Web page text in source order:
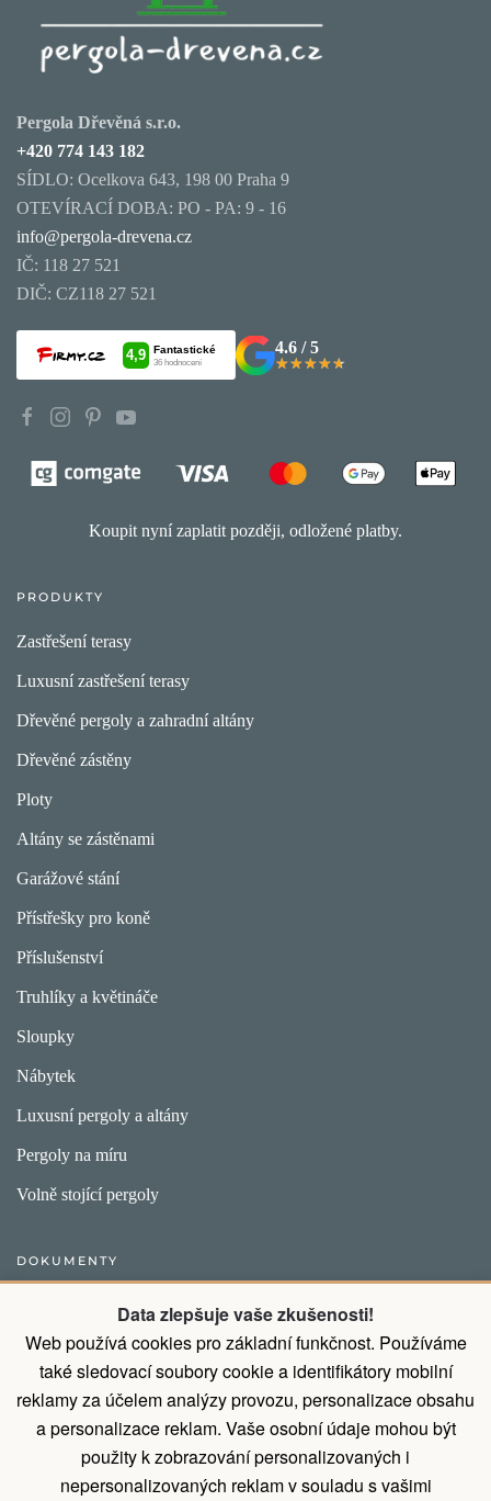
Data zlepšuje vaše zkušenosti!
Web používá cookies pro základní funkčnost. Používáme
také sledovací soubory cookie a identifikátory mobilní
reklamy za účelem analýzy provozu, personalizace obsahu
a personalizace reklam. Vaše osobní údaje mohou být
použity k zobrazování personalizovaných i
nepersonalizovaných reklam v souladu s vašimi
Pergola Dřevěná s.r.o.
+420 774 143 182
SÍDLO: Ocelkova 643, 198 00 Praha 9
OTEVÍRACÍ DOBA: PO - PA: 9 - 16
info@pergola-drevena.cz
IČ: 118 27 521
DIČ: CZ118 27 521
4.6 / 5
★★★★★
★★★★★
Koupit nyní zaplatit později, odložené platby.
PRODUKTY
Zastřešení terasy
Luxusní zastřešení terasy
Dřevěné pergoly a zahradní altány
Dřevěné zástěny
Ploty
Altány se zástěnami
Garážové stání
Přístřešky pro koně
Příslušenství
Truhlíky a květináče
Sloupky
Nábytek
Luxusní pergoly a altány
Pergoly na míru
Volně stojící pergoly
DOKUMENTY
Obecný postup pro vytvoření objednávky
Přirozené vlastnosti dřeva
Všeobecné obchodní podmínky a podmínky ochrany osobních
údajů
Díky montáži od nás ušetříte 9% z ceny
Zásady zpracování osobních údajů